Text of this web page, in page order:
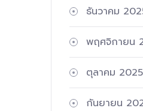
ธันวาคม
พฤศจิกายน
ตุลาคม 2025
กันยายน